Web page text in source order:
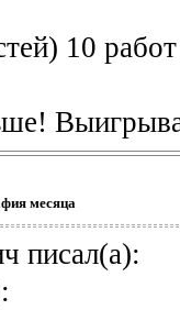
10
месяца
писал(а):